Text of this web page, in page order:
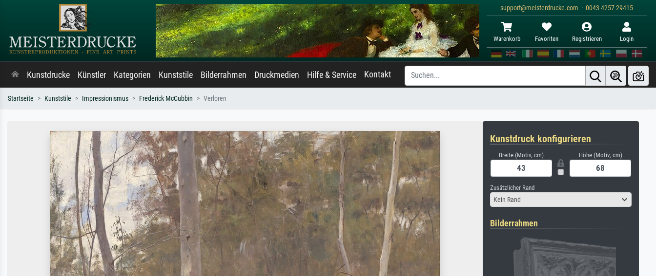
support@meisterdrucke.com · 0043 4257 29415
Warenkorb Favoriten Registrieren Login
Kunstdrucke Künstler Kategorien Kunststile Bilderrahmen Druckmedien Hilfe & Service Kontakt
Startseite Kunststile Impressionismus Frederick McCubbin Verloren
Kunstdruck konfigurieren
Breite (Motiv, cm) Höhe (Motiv, cm)
Zusätzlicher Rand
Kein Rand
Bilderrahmen